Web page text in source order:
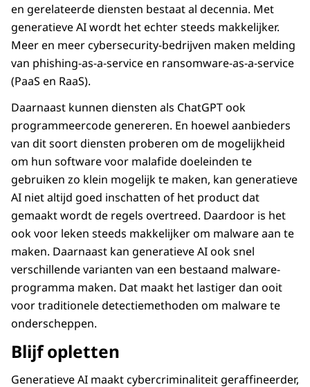
en gerelateerde diensten bestaat al decennia. Met
generatieve AI wordt het echter steeds makkelijker.
Meer en meer cybersecurity-bedrijven maken melding
van phishing-as-a-service en ransomware-as-a-service
(PaaS en RaaS).
Daarnaast kunnen diensten als ChatGPT ook
programmeercode genereren. En hoewel aanbieders
van dit soort diensten proberen om de mogelijkheid
om hun software voor malafide doeleinden te
gebruiken zo klein mogelijk te maken, kan generatieve
AI niet altijd goed inschatten of het product dat
gemaakt wordt de regels overtreed. Daardoor is het
ook voor leken steeds makkelijker om malware aan te
maken. Daarnaast kan generatieve AI ook snel
verschillende varianten van een bestaand malware-
programma maken. Dat maakt het lastiger dan ooit
voor traditionele detectiemethoden om malware te
onderscheppen.
Blijf opletten
Generatieve AI maakt cybercriminaliteit geraffineerder,